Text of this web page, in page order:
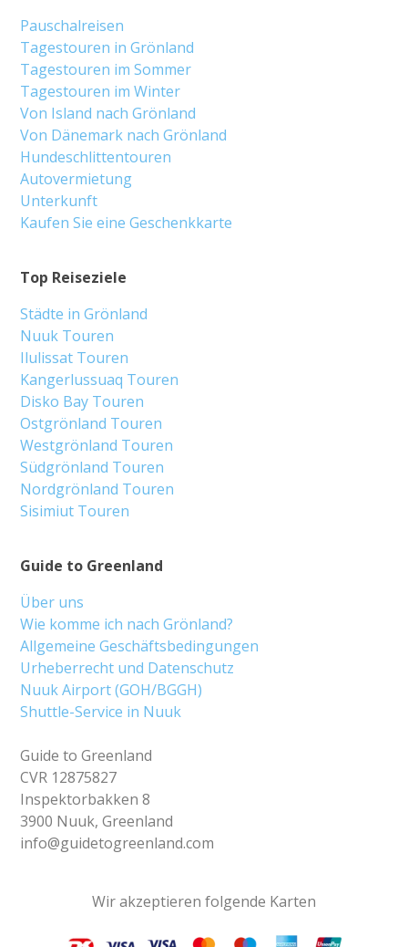
Guide to Greenland
Über uns
Wie komme ich nach Grönland?
Allgemeine Geschäftsbedingungen
Urheberrecht und Datenschutz
Nuuk Airport (GOH/BGGH)
Shuttle-Service in Nuuk
Guide to Greenland
CVR 12875827
Inspektorbakken 8
3900 Nuuk, Greenland
info@guidetogreenland.com
Top Reiseziele
Städte in Grönland
Nuuk Touren
Ilulissat Touren
Kangerlussuaq Touren
Disko Bay Touren
Ostgrönland Touren
Westgrönland Touren
Südgrönland Touren
Nordgrönland Touren
Sisimiut Touren
Pauschalreisen
Tagestouren in Grönland
Tagestouren im Sommer
Tagestouren im Winter
Von Island nach Grönland
Von Dänemark nach Grönland
Hundeschlittentouren
Autovermietung
Unterkunft
Kaufen Sie eine Geschenkkarte
Wir akzeptieren folgende Karten